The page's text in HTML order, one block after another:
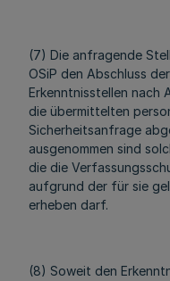
(7) Die anfragende
OSiP den Abschluss
Erkenntnisstellen nach
die übermittelten
Sicherheitsanfrage
ausgenommen sind
die die
aufgrund der für sie
erheben darf.
(8) Soweit den